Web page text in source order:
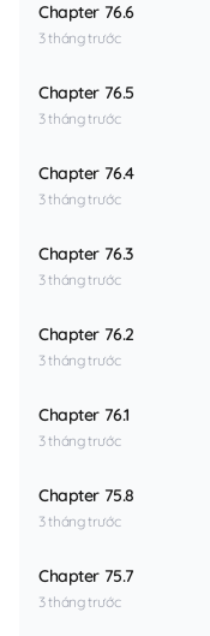
Chapter 76.6
3 tháng trước
Chapter 76.5
3 tháng trước
Chapter 76.4
3 tháng trước
Chapter 76.3
3 tháng trước
Chapter 76.2
3 tháng trước
Chapter 76.1
3 tháng trước
Chapter 75.8
3 tháng trước
Chapter 75.7
3 tháng trước